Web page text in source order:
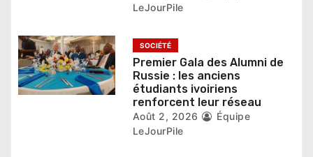
l
e
LeJourPile
SOCIÉTÉ
Premier Gala des Alumni de
Russie : les anciens
étudiants ivoiriens
renforcent leur réseau
Août 2, 2026
Équipe
LeJourPile